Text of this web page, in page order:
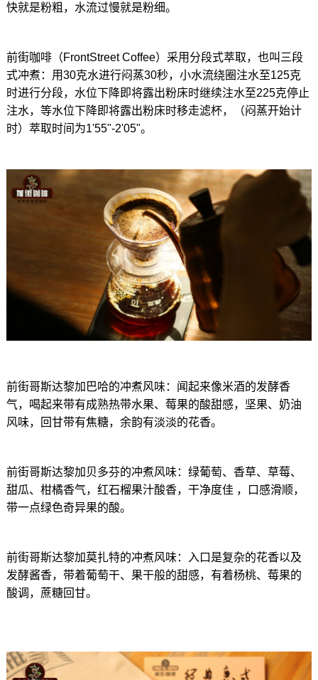
快就是粉粗，水流过慢就是粉细。
前街咖啡（FrontStreet Coffee）采用分段式萃取，也叫三段
式冲煮：用30克水进行闷蒸30秒，小水流绕圈注水至125克
时进行分段，水位下降即将露出粉床时继续注水至225克停止
注水，等水位下降即将露出粉床时移走滤杯，（闷蒸开始计
时）萃取时间为1'55"-2'05"。
前街哥斯达黎加巴哈的冲煮风味：闻起来像米酒的发酵香
气，喝起来带有成熟热带水果、莓果的酸甜感，坚果、奶油
风味，回甘带有焦糖，余韵有淡淡的花香。
前街哥斯达黎加贝多芬的冲煮风味：绿葡萄、香草、草莓、
甜瓜、柑橘香气，红石榴果汁酸香，干净度佳 ，口感滑顺，
带一点绿色奇异果的酸。
前街哥斯达黎加莫扎特的冲煮风味：入口是复杂的花香以及
发酵酱香，带着葡萄干、果干般的甜感，有着杨桃、莓果的
酸调，蔗糖回甘。